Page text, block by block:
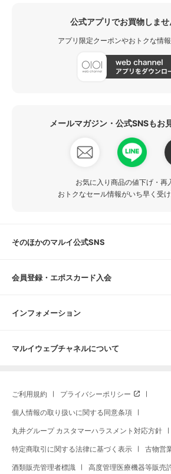
公式アプリでお買物しませ
アプリ限定クーポンやおトクな情報
メールマガジン・公式SNSもお
お気に入り商品の値下げ・再
おトクなセール情報がいち早く受け
そのほかのマルイ公式SNS
会員登録・エポスカード入会
インフォメーション
マルイウェブチャネルについて
ご利用規約 プライバシーポリシー
個人情報の取り扱いに関する同意条項
丸井グループ カスタマーハラスメント対応方針
特定商取引に関する法律に基づく表示 古物営
酒類販売管理者標識 高度管理医療機器等販売